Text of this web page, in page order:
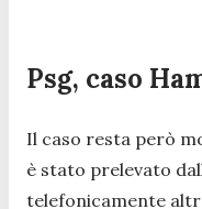
Psg, caso
Il caso resta però
è stato prelevato
telefonicamente